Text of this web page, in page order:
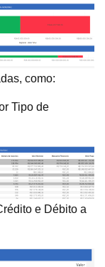
como:
Tipo de
e Débito a